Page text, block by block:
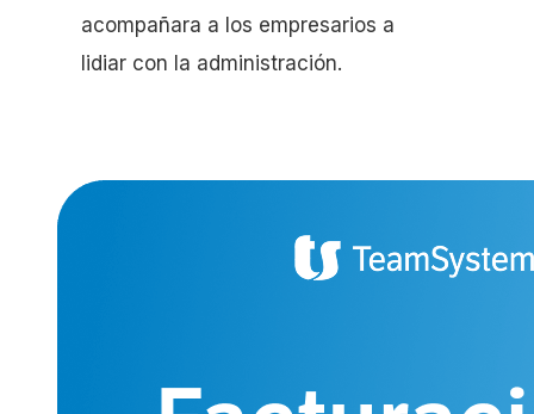
acompañara a los empresarios a
lidiar con la administración.